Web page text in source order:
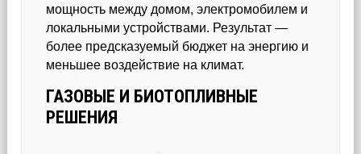
мощность между домом, электромобилем и
локальными устройствами. Результат —
более предсказуемый бюджет на энергию и
меньшее воздействие на климат.
ГАЗОВЫЕ И БИОТОПЛИВНЫЕ
РЕШЕНИЯ